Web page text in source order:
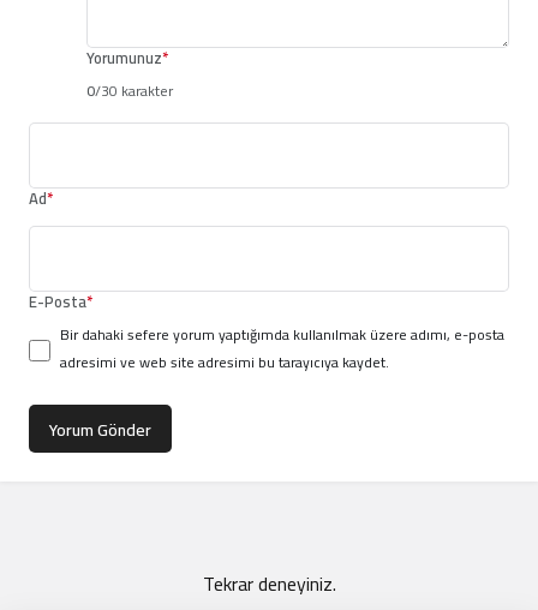
Yorumunuz*
0/30 karakter
Ad*
E-Posta*
Bir dahaki sefere yorum yaptığımda kullanılmak üzere adımı, e-posta
adresimi ve web site adresimi bu tarayıcıya kaydet.
Yorum Gönder
Tekrar deneyiniz.